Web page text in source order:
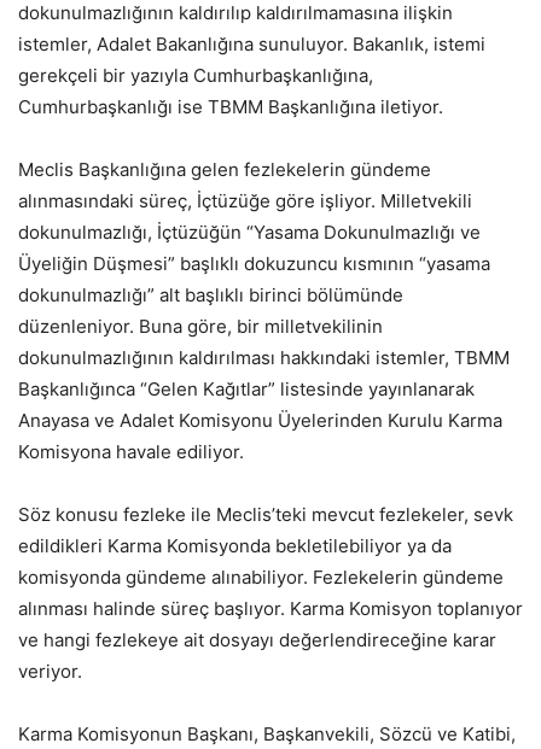
dokunulmazlığının kaldırılıp kaldırılmamasına ilişkin
istemler, Adalet Bakanlığına sunuluyor. Bakanlık, istemi
gerekçeli bir yazıyla Cumhurbaşkanlığına,
Cumhurbaşkanlığı ise TBMM Başkanlığına iletiyor.
Meclis Başkanlığına gelen fezlekelerin gündeme
alınmasındaki süreç, İçtüzüğe göre işliyor. Milletvekili
dokunulmazlığı, İçtüzüğün “Yasama Dokunulmazlığı ve
Üyeliğin Düşmesi” başlıklı dokuzuncu kısmının “yasama
dokunulmazlığı” alt başlıklı birinci bölümünde
düzenleniyor. Buna göre, bir milletvekilinin
dokunulmazlığının kaldırılması hakkındaki istemler, TBMM
Başkanlığınca “Gelen Kağıtlar” listesinde yayınlanarak
Anayasa ve Adalet Komisyonu Üyelerinden Kurulu Karma
Komisyona havale ediliyor.
Söz konusu fezleke ile Meclis’teki mevcut fezlekeler, sevk
edildikleri Karma Komisyonda bekletilebiliyor ya da
komisyonda gündeme alınabiliyor. Fezlekelerin gündeme
alınması halinde süreç başlıyor. Karma Komisyon toplanıyor
ve hangi fezlekeye ait dosyayı değerlendireceğine karar
veriyor.
Karma Komisyonun Başkanı, Başkanvekili, Sözcü ve Katibi,